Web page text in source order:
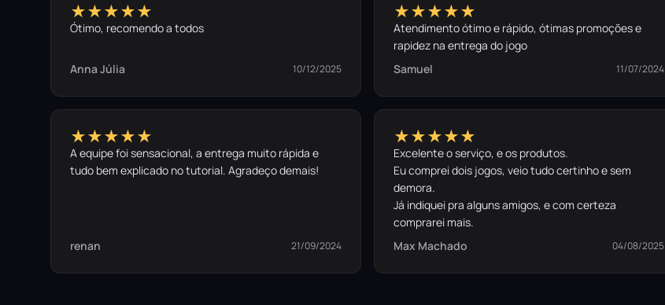
★★★★★
Ótimo, recomendo a todos
Anna Júlia 10/12/2025
★★★★★
Atendimento ótimo e rápido, ótimas promoções e
rapidez na entrega do jogo
Samuel
11/07/2024
★★★★★
A equipe foi sensacional, a entrega muito rápida e
tudo bem explicado no tutorial. Agradeço demais!
renan 21/09/2024
★★★★★
Excelente o serviço, e os produtos.
Eu comprei dois jogos, veio tudo certinho e sem
demora.
Já indiquei pra alguns amigos, e com certeza
comprarei mais.
Max Machado
04/08/2025